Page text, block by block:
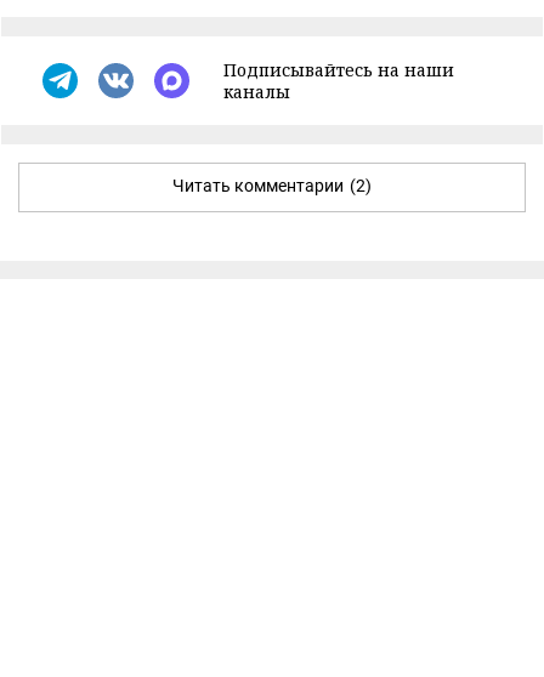
Подписывайтесь на наши
каналы
Читать комментарии (2)